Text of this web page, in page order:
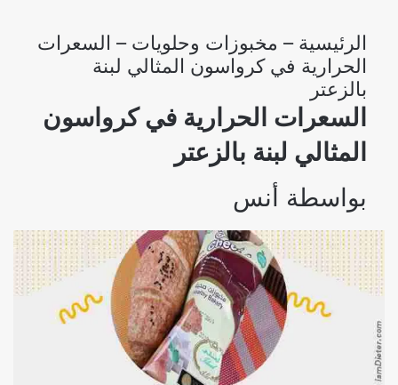
الرئيسية – مخبوزات وحلويات – السعرات
الحرارية في كرواسون المثالي لبنة
بالزعتر
السعرات الحرارية في كرواسون
المثالي لبنة بالزعتر
بواسطة أنس